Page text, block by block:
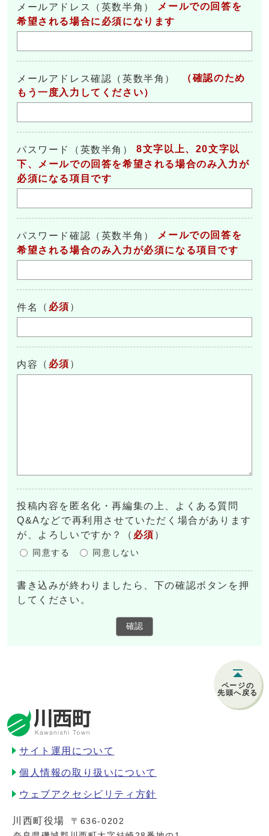
メールアドレス（英数半角）
メールでの回答を
希望される場合に必須になります
メールアドレス確認（英数半角）
（確認のため
もう一度入力してください）
パスワード（英数半角）
8文字以上、20文字以
下、メールでの回答を希望される場合のみ入力が
必須になる項目です
パスワード確認（英数半角）
メールでの回答を
希望される場合のみ入力が必須になる項目です
件名 （ 必須 ）
内容 （ 必須 ）
投稿内容を匿名化・再編集の上、よくある質問
Q&Aなどで再利用させていただく場合があります
が、よろしいですか？
（ 必須 ）
同意する 同意しない
書き込みが終わりましたら、下の確認ボタンを押
してください。
確認
ページの
先頭へ戻る
サイト運用について
個人情報の取り扱いについて
ウェブアクセシビリティ方針
川西町役場
〒636-0202